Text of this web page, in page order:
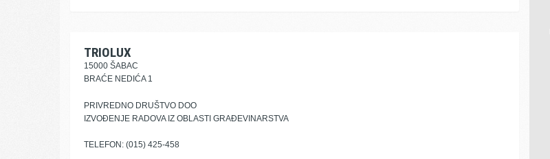
TRIOLUX
15000 ŠABAC
BRAĆE NEDIĆA 1
PRIVREDNO DRUŠTVO DOO
IZVOĐENJE RADOVA IZ OBLASTI GRAĐEVINARSTVA
TELEFON: (015) 425-458